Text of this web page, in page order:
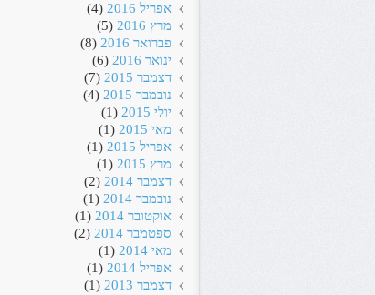
אפריל 2016
(4)
מרץ 2016
(5)
פברואר 2016
(8)
ינואר 2016
(6)
דצמבר 2015
(7)
נובמבר 2015
(4)
יולי 2015
(1)
מאי 2015
(1)
אפריל 2015
(1)
מרץ 2015
(1)
דצמבר 2014
(2)
נובמבר 2014
(1)
אוקטובר 2014
(1)
ספטמבר 2014
(2)
מאי 2014
(1)
אפריל 2014
(1)
דצמבר 2013
(1)